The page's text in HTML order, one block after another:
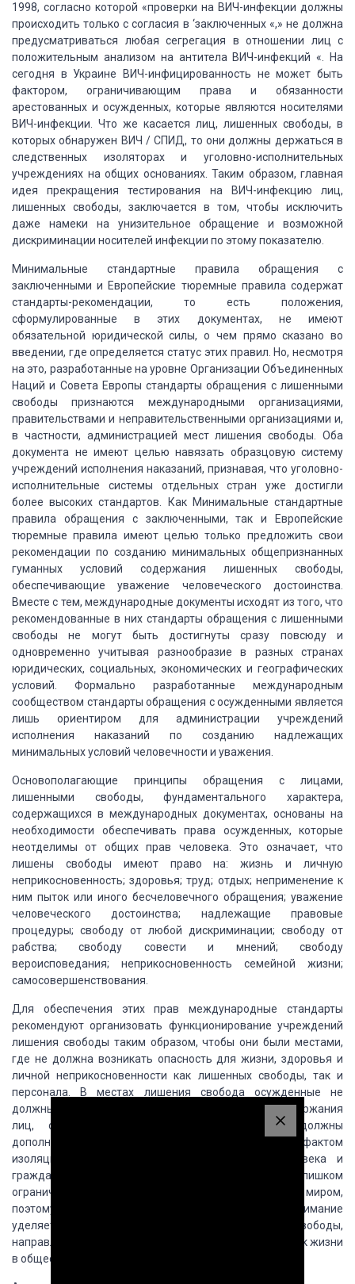
1998, согласно которой «проверки на ВИЧ-инфекции должны
происходить только с согласия в ‘заключенных «,» не должна
предусматриваться любая сегрегация в отношении лиц с
положительным анализом на антитела ВИЧ-инфекций «. На
сегодня в Украине ВИЧ-инфицированность не может быть
фактором, ограничивающим права и обязанности
арестованных и осужденных, которые являются носителями
ВИЧ-инфекции. Что же касается лиц, лишенных свободы, в
которых обнаружен ВИЧ / СПИД, то они должны держаться в
следственных изоляторах и уголовно-исполнительных
учреждениях на общих основаниях. Таким образом, главная
идея прекращения тестирования на ВИЧ-инфекцию лиц,
лишенных свободы, заключается в том, чтобы исключить
даже намеки на унизительное обращение и возможной
дискриминации носителей инфекции по этомупоказателю.
Минимальные стандартные правила обращения с
заключенными и Европейские тюремные правила содержат
стандарты-рекомендации, то есть положения,
сформулированные в этих документах, не имеют
обязательной юридической силы, о чем прямо сказано во
введении, где определяется статус этих правил. Но, несмотря
на это, разработанные на уровне Организации Объединенных
Наций и Совета Европы стандарты обращения с лишенными
свободы признаются международными организациями,
правительствами и неправительственными организациями и,
в частности, администрацией мест лишения свободы. Оба
документа не имеют целью навязать образцовую систему
учреждений исполнения наказаний, признавая, что уголовно-
исполнительные системы отдельных стран уже достигли
более высоких стандартов. Как Минимальные стандартные
правила обращения с заключенными, так и Европейские
тюремные правила имеют целью только предложить свои
рекомендации по созданию минимальных общепризнанных
гуманных условий содержания лишенных свободы,
обеспечивающие уважение человеческого достоинства.
Вместе с тем, международные документы исходят из того, что
рекомендованные в них стандарты обращения с лишенными
свободы не могут быть достигнуты сразу повсюду и
одновременно учитывая разнообразие в разных странах
юридических, социальных, экономических и географических
условий. Формально разработанные международным
сообществом стандарты обращения сосужденными является
лишь ориентиром для администрации учреждений
исполнения наказаний по созданию надлежащих
минимальных условий человечности и уважения.
Основополагающие принципы обращения с лицами,
лишенными свободы, фундаментального характера,
содержащихся в международных документах, основаны на
необходимости обеспечивать права осужденных, которые
неотделимы от общихправ человека. Это означает, что
лишены свободы имеют право на: жизнь и личную
неприкосновенность; здоровья; труд; отдых; неприменение к
ним пыток или иного бесчеловечного обращения; уважение
человеческого достоинства; надлежащие правовые
процедуры; свободу от любой дискриминации; свободу от
рабства; свободу совести и мнений; свободу
вероисповедания; неприкосновенность семейной жизни;
самосовершенствования.
Для обеспечения этих прав международные стандарты
рекомендуют организовать функционирование учреждений
лишения свободы таким образом, чтобы они были местами,
где не должна возникать опасность для жизни, здоровья и
личной неприкосновенности как лишенных свободы, так и
персонала. В местах лишения свобода осужденные не
должны подвергаться дискриминации. Условия содержания
лиц, осужденных к лишению свободы, не должны
дополнительно к ограничениям, обусловленных
фактом
изоляции, ограничивать права и свободы человека и
гражданина. Режим лишения
свободы не должен слишком
ограничивать контакты осужденных с внешним миром,
поэтому
международные стандарты особое внимание
уделяется тем аспектам обращения с лишенными
свободы,
направленные на подготовку этих лиц к возвращению к жизни
в обществе.